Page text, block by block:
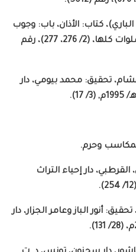
كتاب: الأذان، باب: وجوب
القراءة للإمام والمأموم في الصلوات كلها، (2/ 276، 277)، رقم
هشام، تحقيق: محمد بيومي، دار
القرطبي، دار إحياء التراث
أنور الباز وعامر الجزار، دار